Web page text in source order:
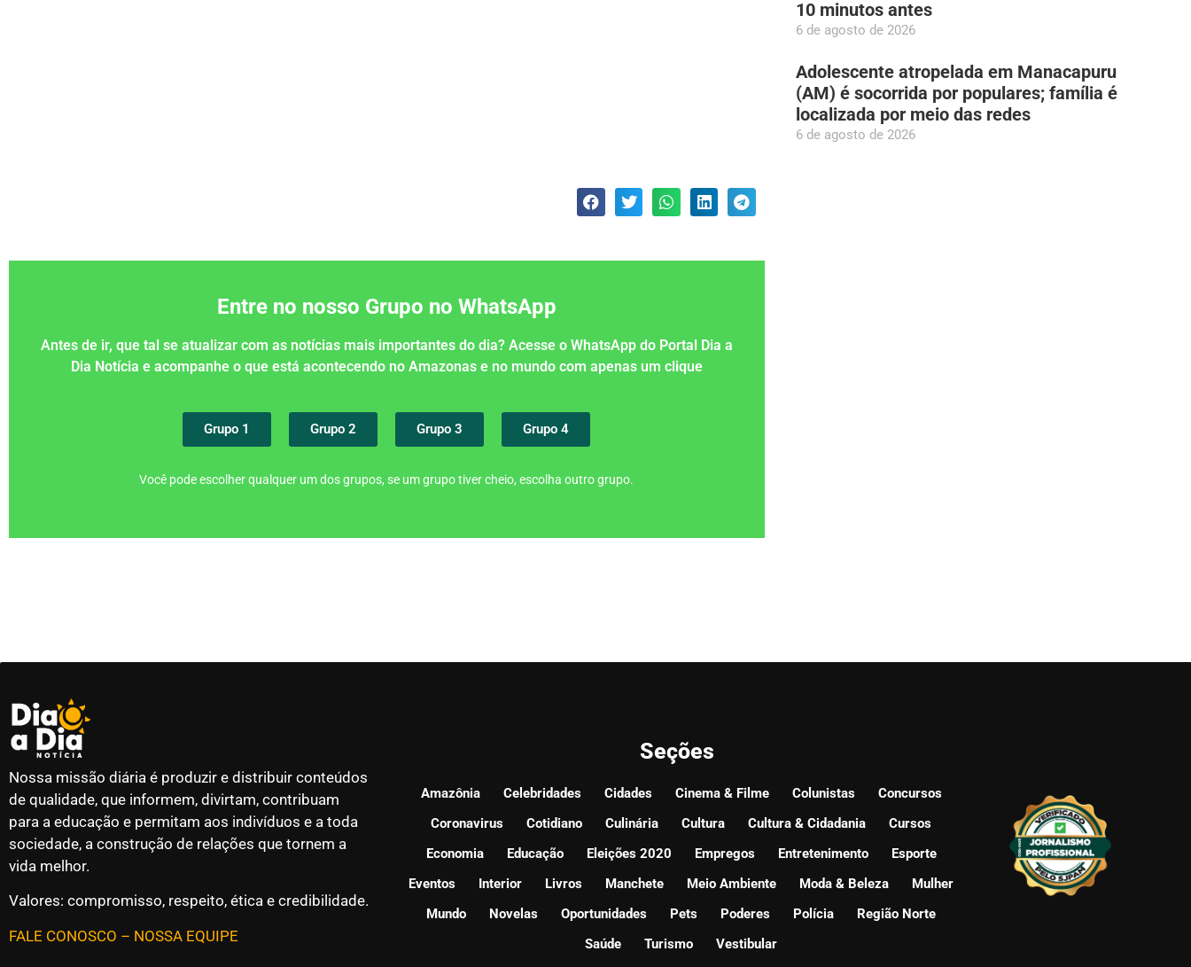
Entre no nosso Grupo no WhatsApp
Antes de ir, que tal se atualizar com as notícias mais importantes do dia? Acesse o WhatsApp do Portal Dia a
Dia Notícia e acompanhe o que está acontecendo no Amazonas e no mundo com apenas um clique
Grupo 1 Grupo 2 Grupo 3 Grupo 4
Você pode escolher qualquer um dos grupos, se um grupo tiver cheio, escolha outro grupo.
10 minutos antes
6 de agosto de 2026
Adolescente atropelada em Manacapuru
(AM) é socorrida por populares; família é
localizada por meio das redes
6 de agosto de 2026
Nossa missão diária é produzir e distribuir conteúdos
de qualidade, que informem, divirtam, contribuam
para a educação e permitam aos indivíduos e a toda
sociedade, a construção de relações que tornem a
vida melhor.
Valores: compromisso, respeito, ética e credibilidade.
FALE CONOSCO – NOSSA EQUIPE
Seções
Amazônia Celebridades Cidades Cinema & Filme Colunistas
Concursos
Coronavirus
Cotidiano Culinária Cultura Cultura & Cidadania
Cursos
Economia
Educação Eleições 2020 Empregos Entretenimento
Esporte
Eventos
Interior Livros Manchete Meio Ambiente Moda & Beleza
Mulher
Mundo
Novelas Oportunidades Pets Poderes Polícia
Região Norte
Saúde
Turismo Vestibular